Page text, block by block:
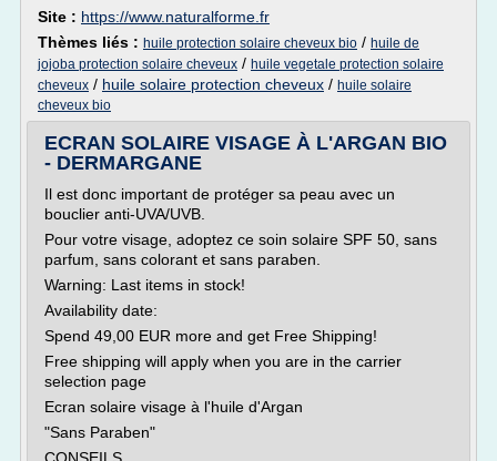
Site : https://www.naturalforme.fr
Thèmes liés : huile protection solaire cheveux bio / huile de
jojoba protection solaire cheveux / huile vegetale protection solaire
cheveux / huile solaire protection cheveux / huile solaire
cheveux bio
ECRAN SOLAIRE VISAGE À L'ARGAN BIO
- DERMARGANE
Il est donc important de protéger sa peau avec un
bouclier anti-UVA/UVB.
Pour votre visage, adoptez ce soin solaire SPF 50, sans
parfum, sans colorant et sans paraben.
Warning: Last items in stock!
Availability date:
Spend 49,00 EUR more and get Free Shipping!
Free shipping will apply when you are in the carrier
selection page
Ecran solaire visage à l'huile d'Argan
"Sans Paraben"